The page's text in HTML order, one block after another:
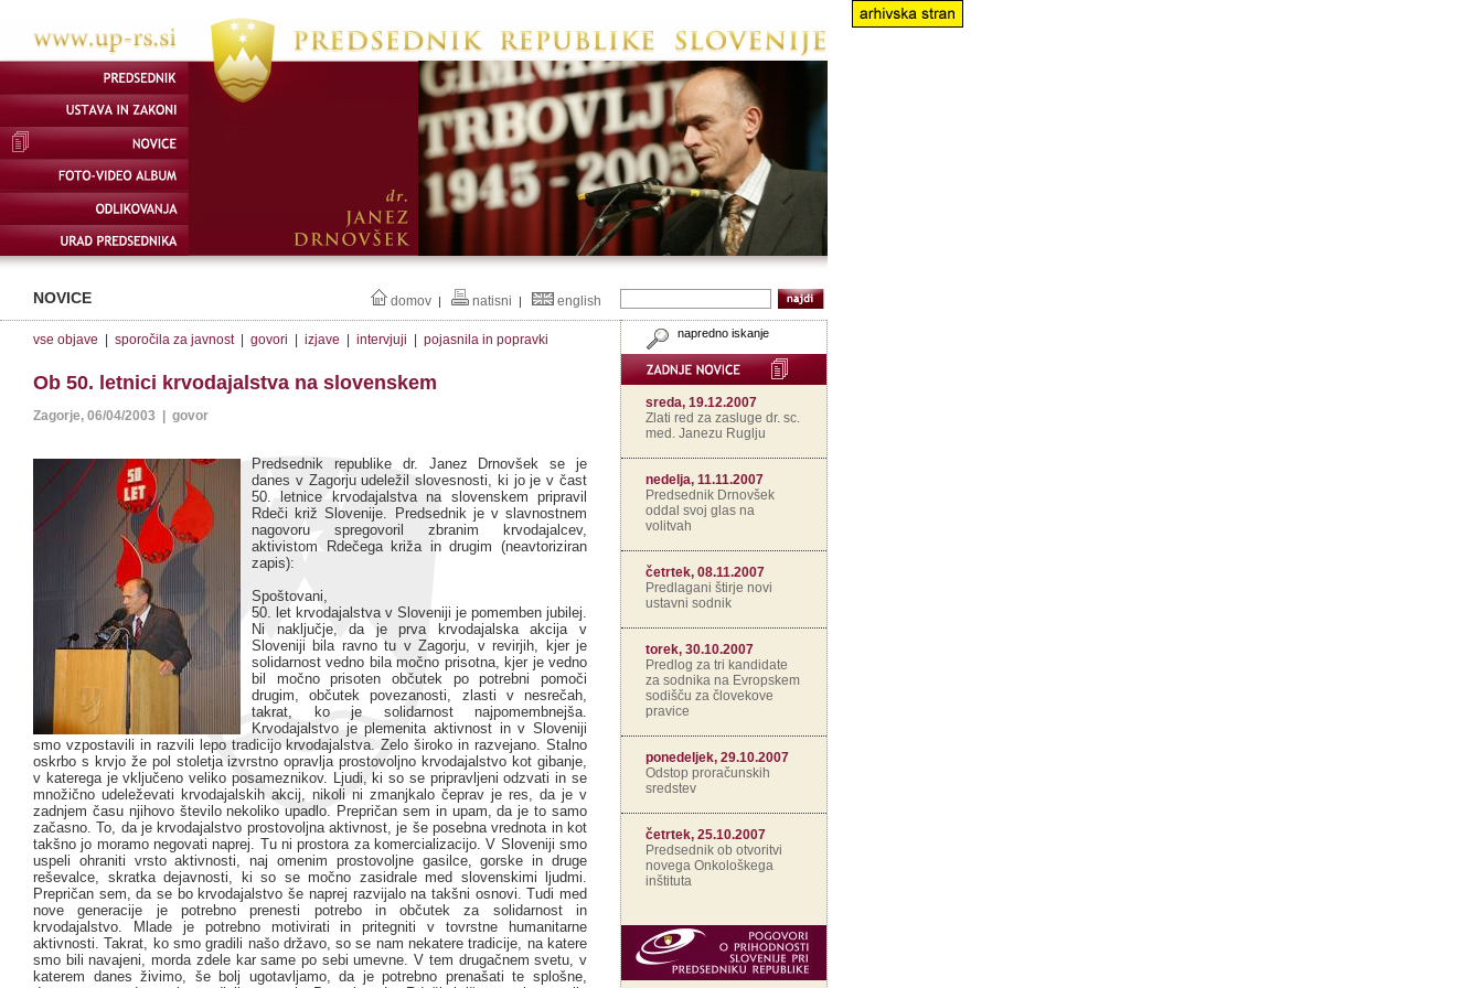
NOVICE domov | natisni | english
vse objave sporočila za javnost| govori izjave intervjuji pojasnila in popravki
Ob 50. letnici krvodajalstva na slovenskem
Zagorje, 06/04/2003 | govor
Predsednik republike dr. Janez Drnovšek se je
danes v Zagorju udeležil slovesnosti, ki jo je v čast
50. letnice krvodajalstva na slovenskem pripravil
Rdeči križ Slovenije. Predsednik je v slavnostnem
nagovoru spregovoril zbranim krvodajalcev,
aktivistom Rdečega križa in drugim (neavtoriziran
zapis):
Spoštovani,
50. let krvodajalstva v Sloveniji je pomemben jubilej.
Ni naključje, da je prva krvodajalska akcija v
Sloveniji bila ravno tu v Zagorju, v revirjih, kjer je
solidarnost vedno bila močno prisotna, kjer je vedno
bil močno prisoten občutek po potrebni pomoči
drugim, občutek povezanosti, zlasti v nesrečah,
takrat, ko je solidarnost najpomembnejša.
Krvodajalstvo je plemenita aktivnost in v Sloveniji
smo vzpostavili in razvili lepo tradicijo krvodajalstva. Zelo široko in razvejano. Stalno
oskrbo s krvjo že pol stoletja izvrstno opravlja prostovoljno krvodajalstvo kot gibanje,
v katerega je vključeno veliko posameznikov. Ljudi, ki so se pripravljeni odzvati in se
množično udeleževati krvodajalskih akcij, nikoli ni zmanjkalo čeprav je res, da je v
zadnjem času njihovo število nekoliko upadlo. Prepričan sem in upam, da je to samo
začasno. To, da je krvodajalstvo prostovoljna aktivnost, je še posebna vrednota in kot
takšno jo moramo negovati naprej. Tu ni prostora za komercializacijo. V Sloveniji smo
uspeli ohraniti vrsto aktivnosti, naj omenim prostovoljne gasilce, gorske in druge
reševalce, skratka dejavnosti, ki so se močno zasidrale med slovenskimi ljudmi.
Prepričan sem, da se bo krvodajalstvo še naprej razvijalo na takšni osnovi. Tudi med
nove generacije je potrebno prenesti potrebo in občutek za solidarnost in
krvodajalstvo. Mlade je potrebno motivirati in pritegniti v tovrstne humanitarne
aktivnosti. Takrat, ko smo gradili našo državo, so se nam nekatere tradicije, na katere
smo bili navajeni, morda zdele kar same po sebi umevne. V tem drugačnem svetu, v
katerem danes živimo, še bolj ugotavljamo, da je potrebno prenašati te splošne,
napredno iskanje
sreda, 19.12.2007
Zlati red za zasluge dr. sc.
med. Janezu Ruglju
nedelja, 11.11.2007
Predsednik Drnovšek
oddal svoj glas na
volitvah
četrtek, 08.11.2007
Predlagani štirje novi
ustavni sodnik
torek, 30.10.2007
Predlog za tri kandidate
za sodnika na Evropskem
sodišču za človekove
pravice
ponedeljek, 29.10.2007
Odstop proračunskih
sredstev
četrtek, 25.10.2007
Predsednik ob otvoritvi
novega Onkološkega
inštituta